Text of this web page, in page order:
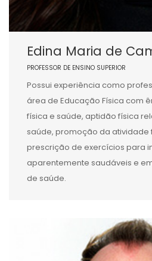
Edina Maria de
PROFESSOR DE ENSINO SUPERIOR
Possui experiência como
área de Educação Física com
física e saúde, aptidão física
saúde, promoção da atividade
prescrição de exercícios para
aparentemente saudáveis e
de saúde.